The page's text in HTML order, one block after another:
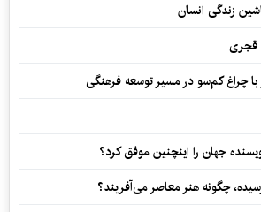
زندگی انسان
قجری
با چراغ کم‌سو در مسیر توسعه فرهنگی
جهان را اینچنین موفق کرد؟
چگونه هنر معاصر می‌آفریند؟